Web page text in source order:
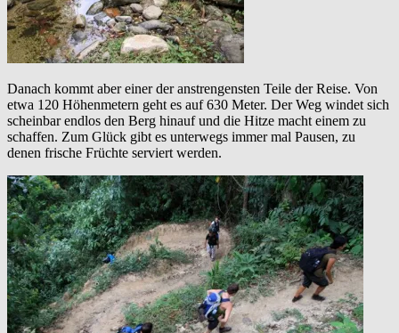
Danach kommt aber einer der anstrengensten Teile der Reise. Von
etwa 120 Höhenmetern geht es auf 630 Meter. Der Weg windet sich
scheinbar endlos den Berg hinauf und die Hitze macht einem zu
schaffen. Zum Glück gibt es unterwegs immer mal Pausen, zu
denen frische Früchte serviert werden.